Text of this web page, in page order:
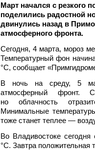
Март начался с резкого
поделились радостной
двинулись назад в
атмосферного фронта.
Сегодня, 4 марта, мороз
Температурный фон
°С, сообщает
В ночь на среду, 5
атмосферный фронт.
но облачность
Минимальные
тоже станет теплее —
Во Владивостоке
°С. Завтра